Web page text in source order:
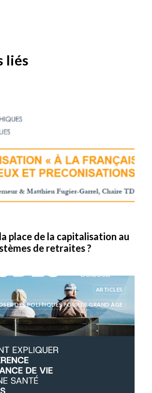
liés
place de la capitalisation au
de retraites ?
ARTICLES
DES POLITIQUES POUR LE GRAND ÂGE